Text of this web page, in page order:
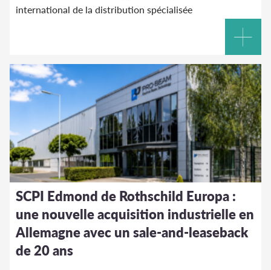
international de la distribution spécialisée
SCPI Edmond de Rothschild Europa :
une nouvelle acquisition industrielle en
Allemagne avec un sale-and-leaseback
de 20 ans